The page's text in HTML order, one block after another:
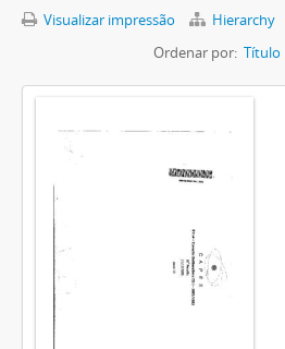
Visualizar impressão Hierarchy
Ordenar por: Título